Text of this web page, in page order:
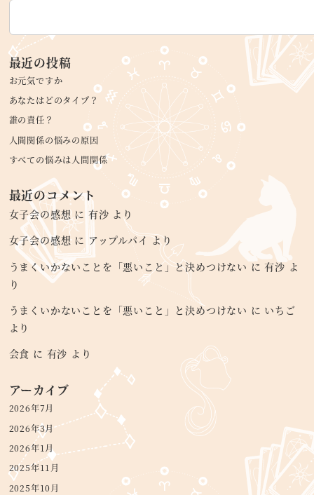
最近の投稿
お元気ですか
あなたはどのタイプ？
誰の責任？
人間関係の悩みの原因
すべての悩みは人間関係
最近のコメント
女子会の感想に 有沙 より
女子会の感想に アップルパイより
うまくいかないことを「悪いこと」と決めつけない に有沙よ
り
うまくいかないことを「悪いこと」と決めつけない に いちご
より
会食 に 有沙 より
アーカイブ
2026年7月
2026年3月
2026年1月
2025年11月
2025年10月